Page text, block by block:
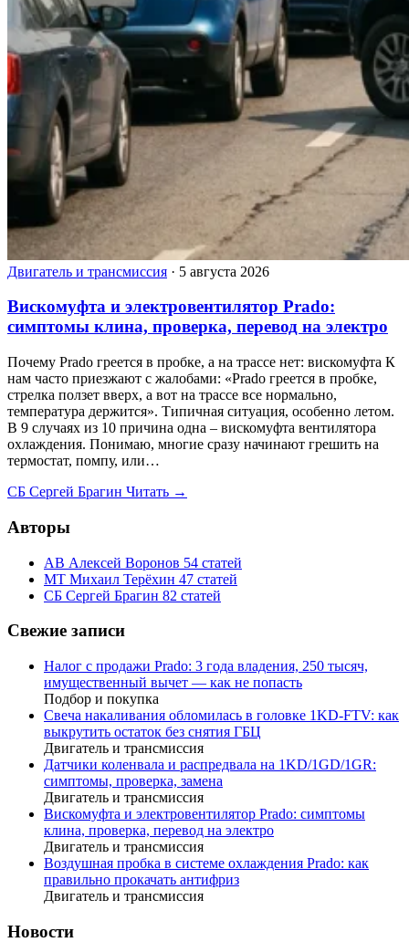
Двигатель и трансмиссия · 5 августа 2026
Вискомуфта и электровентилятор Prado:
симптомы клина, проверка, перевод на электро
Почему Prado греется в пробке, а на трассе нет: вискомуфта К
нам часто приезжают с жалобами: «Prado греется в пробке,
стрелка ползет вверх, а вот на трассе все нормально,
температура держится». Типичная ситуация, особенно летом.
В 9 случаях из 10 причина одна – вискомуфта вентилятора
охлаждения. Понимаю, многие сразу начинают грешить на
термостат, помпу, или…
СБ Сергей Брагин Читать →
Авторы
АВ Алексей Воронов 54 статей
МТ Михаил Терёхин 47 статей
СБ Сергей Брагин 82 статей
Свежие записи
Налог с продажи Prado: 3 года владения, 250 тысяч,
имущественный вычет — как не попасть
Подбор и покупка
Свеча накаливания обломилась в головке 1KD-FTV: как
выкрутить остаток без снятия ГБЦ
Двигатель и трансмиссия
Датчики коленвала и распредвала на 1KD/1GD/1GR:
симптомы, проверка, замена
Двигатель и трансмиссия
Вискомуфта и электровентилятор Prado: симптомы
клина, проверка, перевод на электро
Двигатель и трансмиссия
Воздушная пробка в системе охлаждения Prado: как
правильно прокачать антифриз
Двигатель и трансмиссия
Новости